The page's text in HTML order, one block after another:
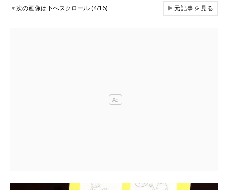
▼次の画像は下へスクロール (4/16) ▶元記事を見る